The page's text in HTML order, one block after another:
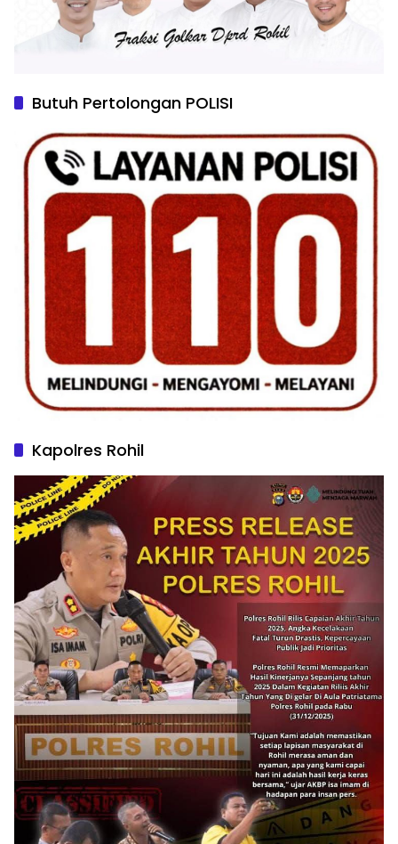
Butuh Pertolongan POLISI
Kapolres Rohil